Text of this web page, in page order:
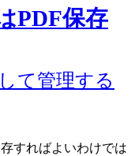
PDF保存
て管理する
すればよいわけでは